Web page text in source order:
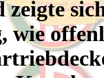
wie